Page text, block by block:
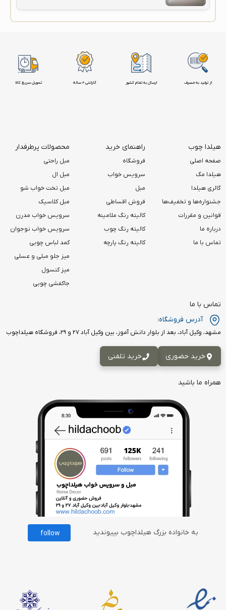
تحویل سریع کالا گارانتی 2 ساله ارسال به تمام کشور از تولید به مصرف
هیلدا چوب
صفحه اصلی
هیلدا مگ
گالری هیلدا
جشنواره‌ها و تخفیف‌ها
قوانین و مقررات
درباره ما
تماس با ما
راهنمای خرید
فروشگاه
سرویس خواب
مبل
فروش اقساطی
کالیته رنگ ملامینه
کالیته رنگ چوب
کالیته رنگ پارچه
محصولات پرطرفدار
مبل راحتی
مبل ال
مبل تخت خواب شو
مبل کلاسیک
سرویس خواب مدرن
سرویس خواب نوجوان
کمد لباس چوبی
میز جلو مبلی و عسلی
میز کنسول
جاکفشی چوبی
تماس با ما
آدرس فروشگاه:
مشهد، وکیل آباد، بعد از بلوار دانش آموز، بین وکیل آباد ۲۷ و ۲۹، فروشگاه هیلداچوب
خرید حضوری خرید تلفنی
همراه ما باشید
به خانواده بزرگ هیلداچوب بپیوندید follow